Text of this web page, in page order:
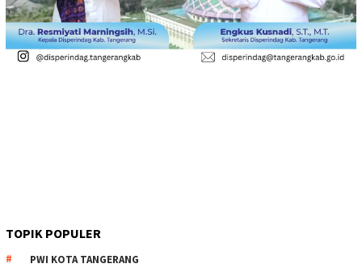
TOPIK POPULER
PWI KOTA TANGERANG